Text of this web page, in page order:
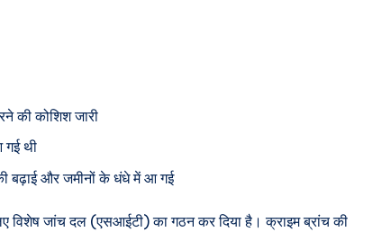
की कोशिश जारी
गई थी
बढ़ाई और जमीनों के धंधे में आ गई
विशेष जांच दल (एसआईटी) का गठन कर दिया है। क्राइम ब्रांच की